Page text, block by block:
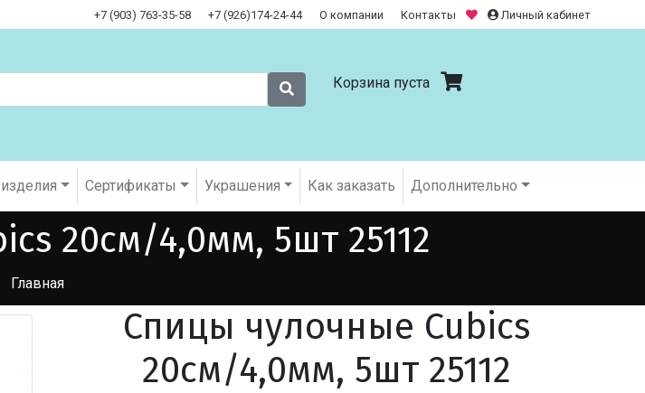
+7 (903) 763-35-58 +7 (926)174-24-44 О компании Контакты Личный кабинет
Корзина пуста
Cертификаты Украшения Как заказать Дополнительно
20см/4,0мм, 5шт 25112
Главная
Спицы чулочные Cubics
20см/4,0мм, 5шт 25112